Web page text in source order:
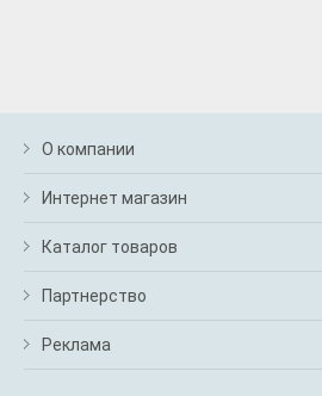
О компании
Интернет магазин
Каталог товаров
Партнерство
Реклама